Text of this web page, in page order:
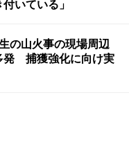
いている」
の山火事の現場周辺
発 捕獲強化に向け実